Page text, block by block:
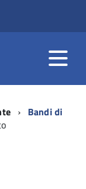
Bandi di